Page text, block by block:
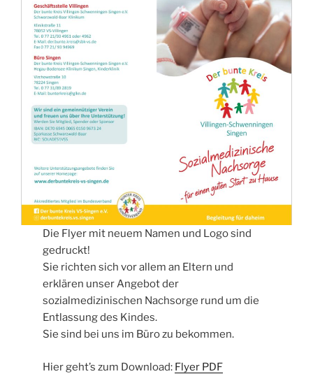
Die Flyer mit neuem Namen und Logo sind
gedruckt!
Sie richten sich vor allem an Eltern und
erklären unser Angebot der
sozialmedizinischen Nachsorge rund um die
Entlassung des Kindes.
Sie sind bei uns im Büro zu bekommen.
Hier geht’s zum Download: Flyer PDF